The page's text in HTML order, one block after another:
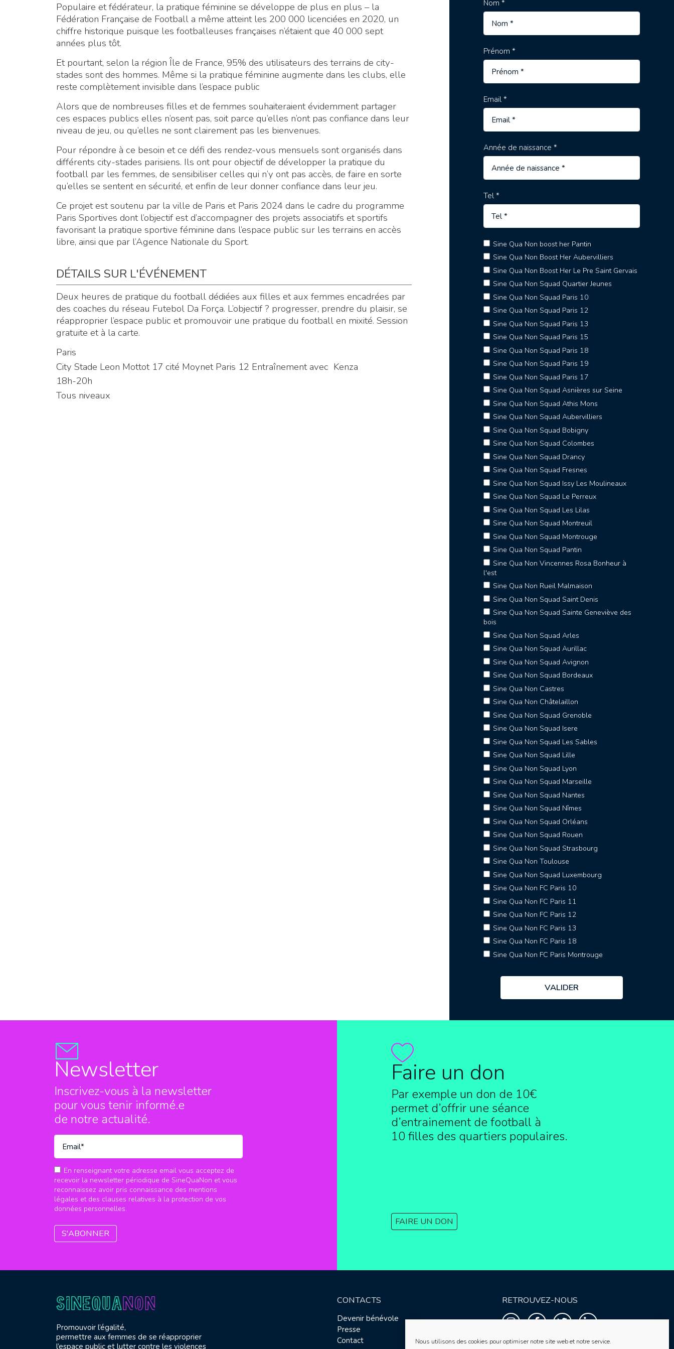
Nous utilisons des cookies pour optimiser notre site web et notre service.
Populaire et fédérateur, la pratique féminine se développe de plus en plus – la
Fédération Française de Football a même atteint les 200 000 licenciées en 2020, un
chiffre historique puisque les footballeuses françaises n’étaient que 40 000 sept
années plus tôt.
Et pourtant, selon la région Île de France, 95% des utilisateurs des terrains de city-
stades sont des hommes. Même si la pratique féminine augmente dans les clubs, elle
reste complètement invisible dans l’espace public
Alors que de nombreuses filles et de femmes souhaiteraient évidemment partager
ces espaces publics elles n’osent pas, soit parce qu’elles n’ont pas confiance dans leur
niveau de jeu, ou qu’elles ne sont clairement pas les bienvenues.
Pour répondre à ce besoin et ce défi des rendez-vous mensuels sont organisés dans
différents city-stades parisiens. Ils ont pour objectif de développer la pratique du
football par les femmes, de sensibiliser celles qui n’y ont pas accès, de faire en sorte
qu’elles se sentent en sécurité, et enfin de leur donner confiance dans leur jeu.
Ce projet est soutenu par la ville de Paris et Paris 2024 dans le cadre du programme
Paris Sportives dont l’objectif est d’accompagner des projets associatifs et sportifs
favorisant la pratique sportive féminine dans l’espace public sur les terrains en accès
libre, ainsi que par l’Agence Nationale du Sport.
DÉTAILS SUR L'ÉVÉNEMENT
Deux heures de pratique du football dédiées aux filles et aux femmes encadrées par
des coaches du réseau Futebol Da Força. L’objectif ? progresser, prendre du plaisir, se
réapproprier l’espace public et promouvoir une pratique du football en mixité. Session
gratuite et à la carte.
Paris
City Stade Leon Mottot 17 cité Moynet Paris 12 Entraînement avec Kenza
18h-20h
Tous niveaux
Nom *
Prénom *
Email *
Année de naissance *
Tel *
Sine Qua Non boost her Pantin
Sine Qua Non Boost Her Aubervilliers
Sine Qua Non Boost Her Le Pre Saint Gervais
Sine Qua Non Squad Quartier Jeunes
Sine Qua Non Squad Paris 10
Sine Qua Non Squad Paris 12
Sine Qua Non Squad Paris 13
Sine Qua Non Squad Paris 15
Sine Qua Non Squad Paris 18
Sine Qua Non Squad Paris 19
Sine Qua Non Squad Paris 17
Sine Qua Non Squad Asnières sur Seine
Sine Qua Non Squad Athis Mons
Sine Qua Non Squad Aubervilliers
Sine Qua Non Squad Bobigny
Sine Qua Non Squad Colombes
Sine Qua Non Squad Drancy
Sine Qua Non Squad Fresnes
Sine Qua Non Squad Issy Les Moulineaux
Sine Qua Non Squad Le Perreux
Sine Qua Non Squad Les Lilas
Sine Qua Non Squad Montreuil
Sine Qua Non Squad Montrouge
Sine Qua Non Squad Pantin
Sine Qua Non Vincennes Rosa Bonheur à
l'est
Sine Qua Non Rueil Malmaison
Sine Qua Non Squad Saint Denis
Sine Qua Non Squad Sainte Geneviève des
bois
Sine Qua Non Squad Arles
Sine Qua Non Squad Aurillac
Sine Qua Non Squad Avignon
Sine Qua Non Squad Bordeaux
Sine Qua Non Castres
Sine Qua Non Châtelaillon
Sine Qua Non Squad Grenoble
Sine Qua Non Squad Isere
Sine Qua Non Squad Les Sables
Sine Qua Non Squad Lille
Sine Qua Non Squad Lyon
Sine Qua Non Squad Marseille
Sine Qua Non Squad Nantes
Sine Qua Non Squad Nîmes
Sine Qua Non Squad Orléans
Sine Qua Non Squad Rouen
Sine Qua Non Squad Strasbourg
Sine Qua Non Toulouse
Sine Qua Non Squad Luxembourg
Sine Qua Non FC Paris 10
Sine Qua Non FC Paris 11
Sine Qua Non FC Paris 12
Sine Qua Non FC Paris 13
Sine Qua Non FC Paris 18
Sine Qua Non FC Paris Montrouge
Newsletter
Inscrivez-vous à la newsletter
pour vous tenir informé.e
de notre actualité.
En renseignant votre adresse email vous acceptez de
recevoir la newsletter périodique de SineQuaNon et vous
reconnaissez avoir pris connaissance des mentions
légales et des clauses relatives à la protection de vos
données personnelles.
Faire un don
Par exemple un don de 10€
permet d’offrir une séance
d’entrainement de football à
10 filles des quartiers populaires.
FAIRE UN DON
Promouvoir l’égalité,
permettre aux femmes de se réapproprier
l’espace public et lutter contre les violences
CONTACTS
Devenir bénévole
Presse
Contact
RETROUVEZ-NOUS